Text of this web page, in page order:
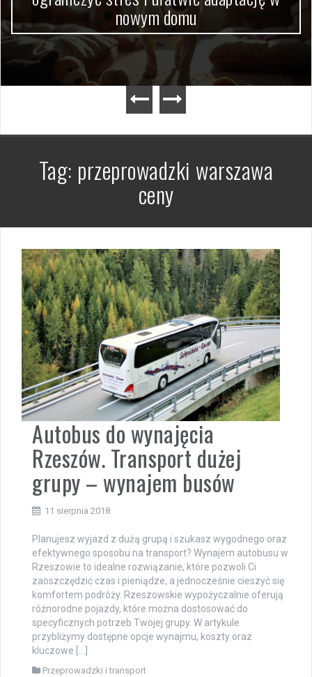
dokumentów krok po kroku
Tag: przeprowadzki warszawa
ceny
Autobus do wynajęcia
Rzeszów. Transport dużej
grupy – wynajem busów
11 sierpnia 2018
Planujesz wyjazd z dużą grupą i szukasz wygodnego oraz
efektywnego sposobu na transport? Wynajem autobusu w
Rzeszowie to idealne rozwiązanie, które pozwoli Ci
zaoszczędzić czas i pieniądze, a jednocześnie cieszyć się
komfortem podróży. Rzeszowskie wypożyczalnie oferują
różnorodne pojazdy, które można dostosować do
specyficznych potrzeb Twojej grupy. W artykule
przybliżymy dostępne opcje wynajmu, koszty oraz
kluczowe […]
Przeprowadzki i transport